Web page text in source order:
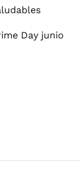
Day junio